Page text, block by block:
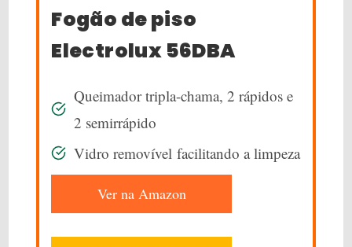
Fogão de piso
Electrolux 56DBA
Queimador tripla-chama, 2 rápidos e
2 semirrápido
Vidro removível facilitando a limpeza
Ver na Amazon